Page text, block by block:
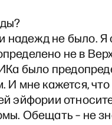
не было. Я
не в
было
И мне кажется,
эйфории
Обещать – не